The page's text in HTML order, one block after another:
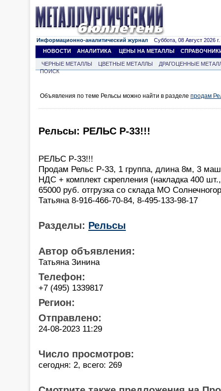
Информационно-аналитический журнал Суббота, 08 Август 2026 г.
НОВОСТИ
АНАЛИТИКА ЦЕНЫ НА МЕТАЛЛЫ
ЧЕРНЫЕ МЕТАЛЛЫ ЦВЕТНЫЕ МЕТАЛЛЫ
ДРАГОЦЕННЫЕ
ПОИСК
Объявления по теме Рельсы можно найти в разделе продам
Рельсы: РЕЛЬС Р-33!!!
РЕЛЬС Р-33!!!
Продам Рельс Р-33, 1 группа, длина 8м, 3
НДС + комплект скрепления (накладка 400
65000 руб. отгрузка со склада МО
Татьяна 8-916-466-70-84, 8-495-133-98-17
Разделы: Рельсы
Автор объявления:
Татьяна Зинина
Телефон:
+7 (495) 1339817
Регион:
Отправлено:
24-08-2023 11:29
Число просмотров:
сегодня: 2, всего: 269